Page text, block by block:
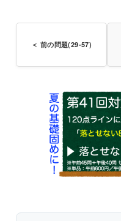
書き込
＜ 前の問題(29-57)